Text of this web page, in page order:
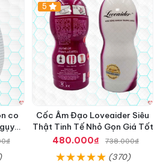
co
5
Cốc Âm Đạo Loveaider Siêu
Thật Tinh Tế Nhỏ Gọn Giá Tốt
480.000₫
738.000₫
(370)